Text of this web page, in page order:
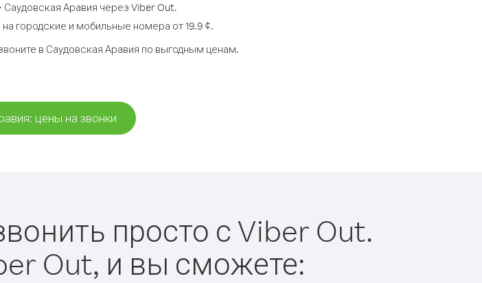
Аравия через Viber Out.
городские и мобильные номера от 19.9 ¢.
в Саудовская Аравия по выгодным ценам.
цены на звонки
просто с Viber Out.
Out, и вы сможете: